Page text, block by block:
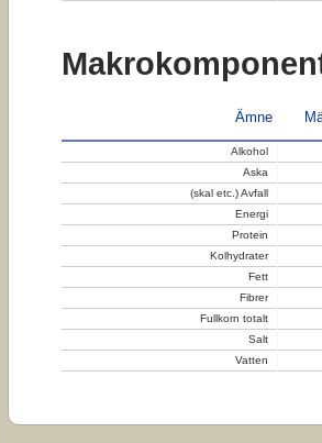
Ämne
Alkohol
Aska
(skal etc.) Avfall
Energi
Protein
Kolhydrater
Fett
Fibrer
Fullkorn totalt
Salt
Vatten